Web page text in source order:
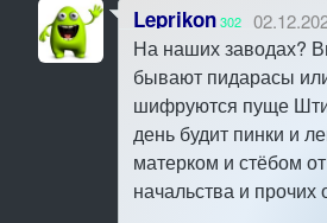
Leprikon302
На наших заводах?
бывают пидарасы
шифруются пуще
день будит пинки и
матерком и стёбом
начальства и прочих